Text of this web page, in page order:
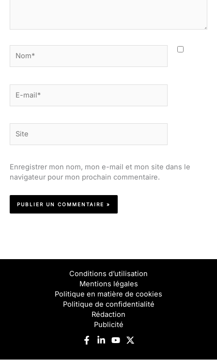
mail*
Enregistrer mon nom, mon e-mail et mon site dans le
navigateur pour mon prochain commentaire.
Conditions d’utilisation
Mentions légales
Politique en matière de cookies
Politique de confidentialité
Rédaction
Publicité